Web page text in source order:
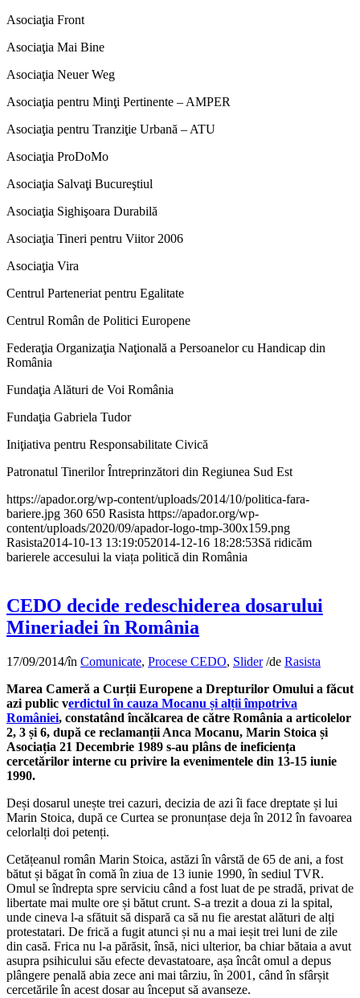
Asociaţia Front
Asociaţia Mai Bine
Asociaţia Neuer Weg
Asociaţia pentru Minţi Pertinente – AMPER
Asociaţia pentru Tranziţie Urbană – ATU
Asociaţia ProDoMo
Asociaţia Salvaţi Bucureştiul
Asociaţia Sighişoara Durabilă
Asociaţia Tineri pentru Viitor 2006
Asociaţia Vira
Centrul Parteneriat pentru Egalitate
Centrul Român de Politici Europene
Federaţia Organizaţia Naţională a Persoanelor cu Handicap din
România
Fundaţia Alături de Voi România
Fundaţia Gabriela Tudor
Iniţiativa pentru Responsabilitate Civică
Patronatul Tinerilor Întreprinzători din Regiunea Sud Est
https://apador.org/wp-content/uploads/2014/10/politica-fara-
bariere.jpg 360 650 Rasista https://apador.org/wp-
content/uploads/2020/09/apador-logo-tmp-300x159.png
Rasista2014-10-13 13:19:052014-12-16 18:28:53Să ridicăm
barierele accesului la viața politică din România
CEDO decide redeschiderea dosarului
Mineriadei în România
17/09/2014/în Comunicate, Procese CEDO, Slider /de Rasista
Marea Cameră a Curții Europene a Drepturilor Omului a făcut
azi public verdictul în cauza Mocanu și alții împotriva
României, constatând încălcarea de către România a articolelor
2, 3 și 6, după ce reclamanții Anca Mocanu, Marin Stoica și
Asociația 21 Decembrie 1989 s-au plâns de ineficiența
cercetărilor interne cu privire la evenimentele din 13-15 iunie
1990.
Deși dosarul unește trei cazuri, decizia de azi îi face dreptate și lui
Marin Stoica, după ce Curtea se pronunțase deja în 2012 în favoarea
celorlalți doi petenți.
Cetățeanul român Marin Stoica, astăzi în vârstă de 65 de ani, a fost
bătut și băgat în comă în ziua de 13 iunie 1990, în sediul TVR.
Omul se îndrepta spre serviciu când a fost luat de pe stradă, privat de
libertate mai multe ore și bătut crunt. S-a trezit a doua zi la spital,
unde cineva l-a sfătuit să dispară ca să nu fie arestat alături de alți
protestatari. De frică a fugit atunci și nu a mai ieșit trei luni de zile
din casă. Frica nu l-a părăsit, însă, nici ulterior, ba chiar bătaia a avut
asupra psihicului său efecte devastatoare, așa încât omul a depus
plângere penală abia zece ani mai târziu, în 2001, când în sfârșit
cercetările în acest dosar au început să avanseze.